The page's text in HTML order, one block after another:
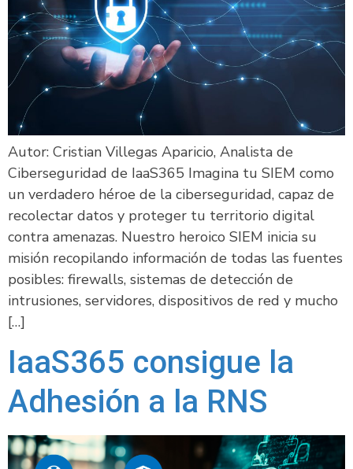
Autor: Cristian Villegas Aparicio, Analista de
Ciberseguridad de IaaS365 Imagina tu SIEM como
un verdadero héroe de la ciberseguridad, capaz de
recolectar datos y proteger tu territorio digital
contra amenazas. Nuestro heroico SIEM inicia su
misión recopilando información de todas las fuentes
posibles: firewalls, sistemas de detección de
intrusiones, servidores, dispositivos de red y mucho
[…]
IaaS365 consigue la
Adhesión a la RNS